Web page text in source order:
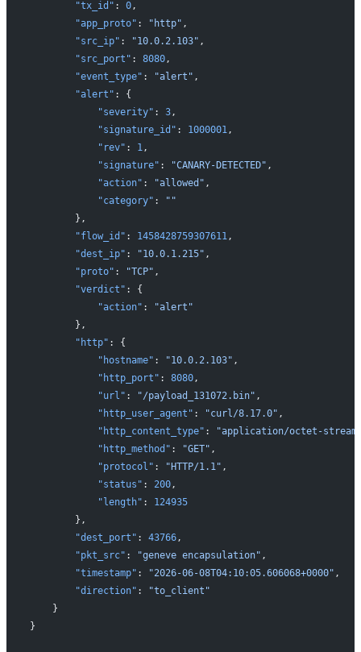
        "tx_id"
: 0,
        "app_proto"
: "http" ,
        "src_ip"
: "10.0.2.103" ,
        "src_port"
: 8080,
        "event_type"
: "alert" ,
        "alert"
: {
            "severity"
: 3,
            "signature_id"
: 1000001,
            "rev"
: 1,
            "signature"
: "CANARY-DETECTED" ,
            "action"
: "allowed" ,
            "category"
:
""
        },
        "flow_id"
: 1458428759307611,
        "dest_ip"
: "10.0.1.215" ,
        "proto"
: "TCP" ,
        "verdict"
: {
            "action"
:
"alert"
        },
        "http"
: {
            "hostname"
: "10.0.2.103" ,
            "http_port"
: 8080,
            "url"
: "/payload_131072.bin" ,
            "http_user_agent"
: "curl/8.17.0" ,
            "http_content_type"
:
"application/octet-
            "http_method"
: "GET" ,
            "protocol"
: "HTTP/1.1" ,
            "status"
: 200,
            "length"
: 124935
        },
        "dest_port"
: 43766,
        "pkt_src"
: "geneve encapsulation" ,
        "timestamp"
: "2026-06-08T04:10:05.606068+0000" ,
        "direction"
:
"to_client"
    }
}